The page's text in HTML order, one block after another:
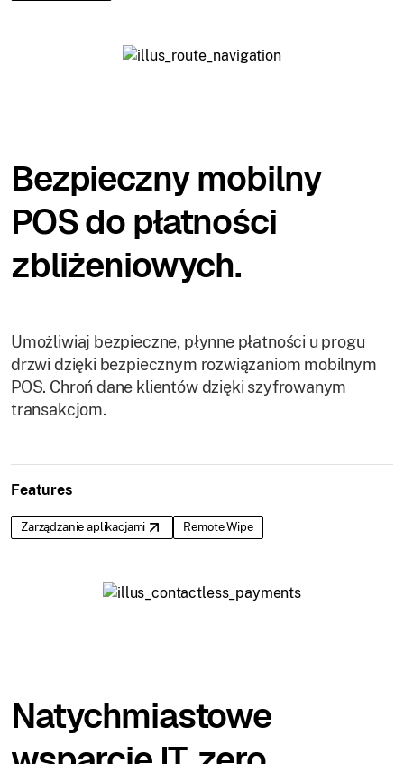
Bezpieczny mobilny
POS do płatności
zbliżeniowych.
Umożliwiaj bezpieczne, płynne płatności u progu
drzwi dzięki bezpiecznym rozwiązaniom mobilnym
POS. Chroń dane klientów dzięki szyfrowanym
transakcjom.
Features
Zarządzanie aplikacjami Remote Wipe
Natychmiastowe